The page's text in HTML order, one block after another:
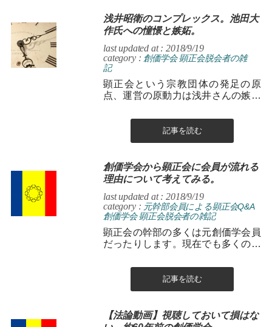
浅井昭衛のコンプレックス。池田大
作氏への憧憬と嫉妬。
last updated at : 2018/9/19
category : 創価学会 顕正会脱会者の雑
記
顕正会という宗教団体の発足の原
点、運営の原動力は浅井さんの嫉妬
記事を読む
創価学会から顕正会に会員が流れる
理由について考えてみる。
last updated at : 2018/9/19
category : 元幹部会員による顕正会Q&A
創価学会 顕正会脱会者の雑記
顕正会の幹部の多くは元創価学会員
だったりします。現在でも多くの創
記事を読む
【法論動画】視聴しておいて損はな